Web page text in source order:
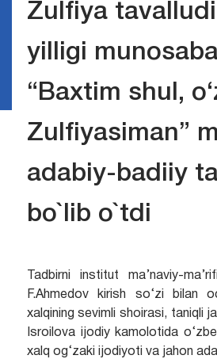
Zulfiya
yilligi
“Baxtim shul,
Zulfiyasiman”
adabiy-badiiy
bo`lib o`tdi
Tadbirni institut ma’naviy-
F.Ahmedov kirish so‘zi bilan
xalqining sevimli shoirasi, taniqli
Isroilova ijodiy kamolotida
xalq og‘zaki ijodiyoti va jahon